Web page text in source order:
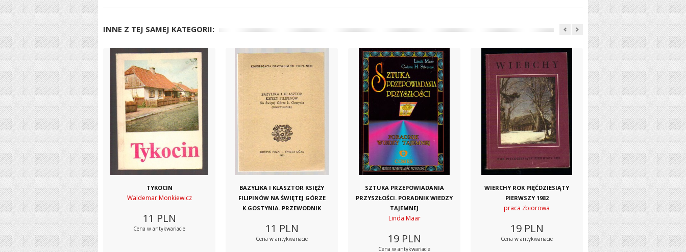
INNE Z TEJ SAMEJ KATEGORII:
TYKOCIN
Waldemar Monkiewicz
11 PLN
Cena w antykwariacie
BAZYLIKA I KLASZTOR KSIĘŻY
FILIPINÓW NA ŚWIĘTEJ GÓRZE
K.GOSTYNIA. PRZEWODNIK
11 PLN
Cena w antykwariacie
SZTUKA PRZEPOWIADANIA
PRZYSZŁOŚCI. PORADNIK WIEDZY
TAJEMNEJ
Linda Maar
19 PLN
Cena w antykwariacie
WIERCHY ROK PIĘĆDZIESIĄTY
PIERWSZY 1982
praca zbiorowa
19 PLN
Cena w antykwariacie